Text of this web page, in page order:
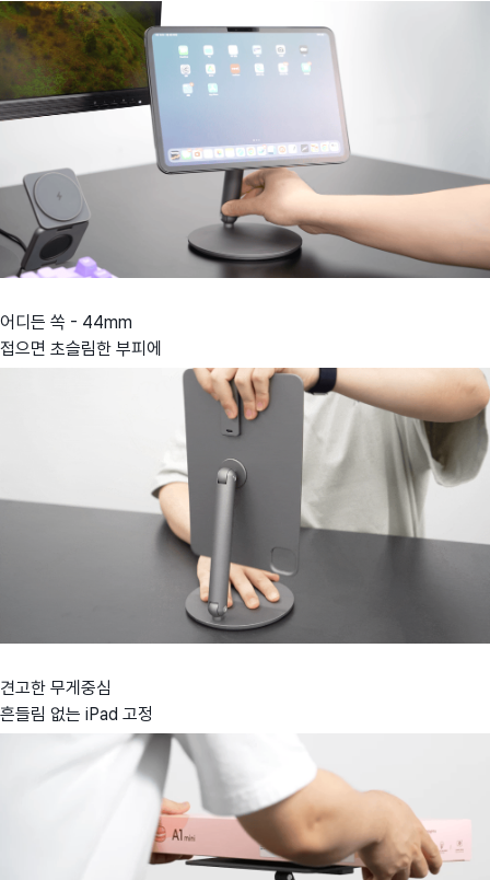
어디든 쏙 - 44mm
접으면 초슬림한 부피에
견고한 무게중심
흔들림 없는 iPad 고정